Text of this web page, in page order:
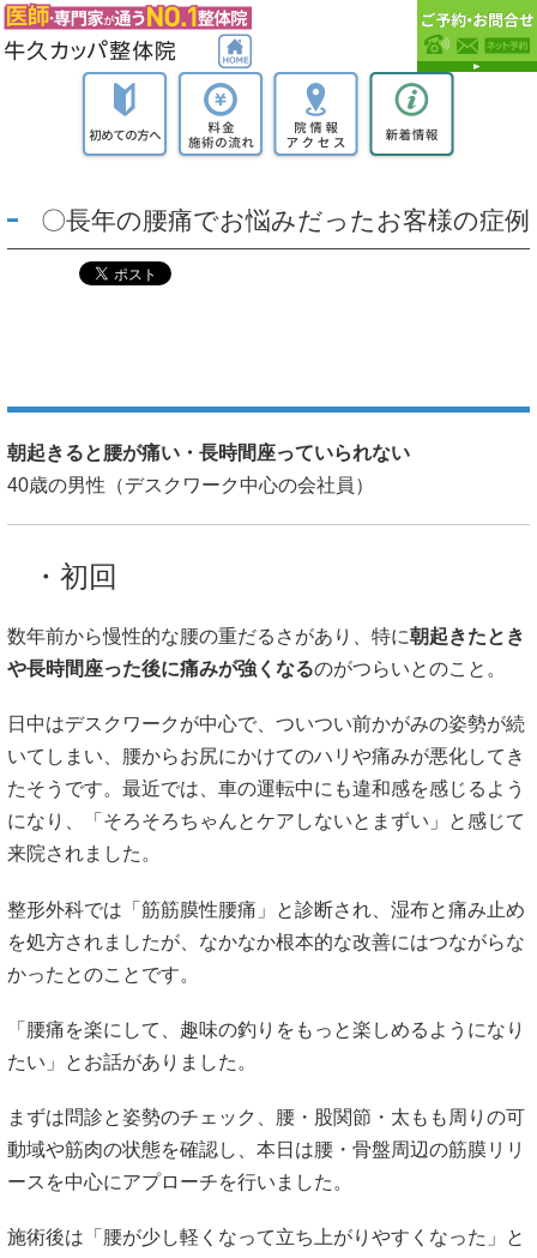
〇長年の腰痛でお悩みだったお客様の症例
朝起きると腰が痛い・長時間座っていられない
40歳の男性（デスクワーク中心の会社員）
・初回
数年前から慢性的な腰の重だるさがあり、特に朝起きたとき
や長時間座った後に痛みが強くなるのがつらいとのこと。
日中はデスクワークが中心で、ついつい前かがみの姿勢が続
いてしまい、腰からお尻にかけてのハリや痛みが悪化してき
たそうです。最近では、車の運転中にも違和感を感じるよう
になり、「そろそろちゃんとケアしないとまずい」と感じて
来院されました。
整形外科では「筋筋膜性腰痛」と診断され、湿布と痛み止め
を処方されましたが、なかなか根本的な改善にはつながらな
かったとのことです。
「腰痛を楽にして、趣味の釣りをもっと楽しめるようになり
たい」とお話がありました。
まずは問診と姿勢のチェック、腰・股関節・太もも周りの可
動域や筋肉の状態を確認し、本日は腰・骨盤周辺の筋膜リリ
ースを中心にアプローチを行いました。
施術後は「腰が少し軽くなって立ち上がりやすくなった」と